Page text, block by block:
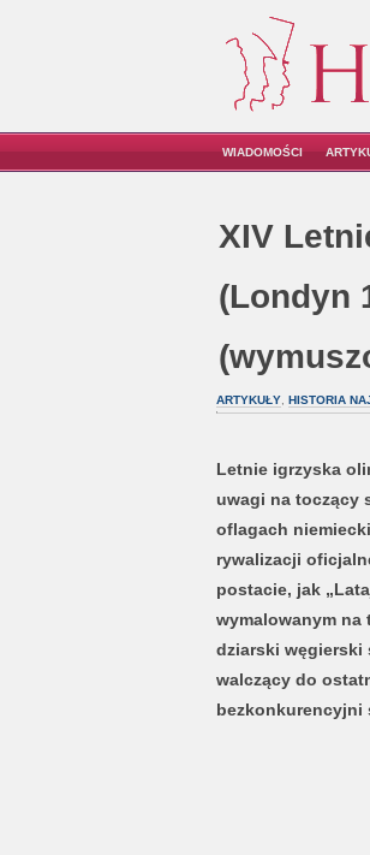
WIADOMOŚCI
XIV
(Londyn
ARTYKUŁY, HISTORIA
Letnie igrzyska
uwagi na toczący
oflagach
rywalizacji
postacie, jak
wymalowanym na
dziarski węgierski
walczący do
bezkonkurencyjni